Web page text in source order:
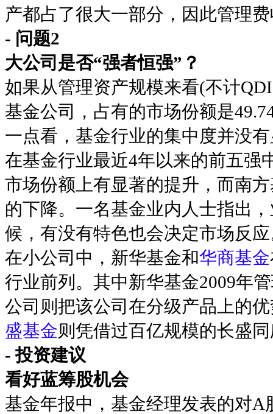
产都占了很大一部分，因此管理
- 问题2
大公司是否“强者恒强”？
如果从管理资产规模来看(不计
基金公司，占有的市场份额是
一点看，基金行业的集中度并没
在基金行业最近4年以来的前五强
市场份额上有显著的提升，而南
的下降。一名基金业内人士指出
候，有没有特色也会决定市场反
在小公司中，新华基金和华商基金
行业前列。其中新华基金2009年
公司则把该公司在分级产品上的
盛基金则凭借过百亿规模的长盛
- 投资建议
看好蓝筹股机会
基金年报中，基金经理发表的对